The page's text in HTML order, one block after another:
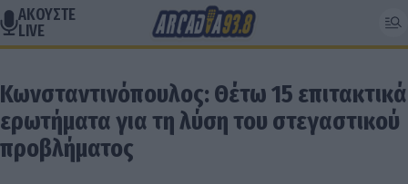
ΑΚΟΥΣΤΕ
LIVE
Κωνσταντινόπουλος: Θέτω 15 επιτακτικά
ερωτήματα για τη λύση του στεγαστικού
προβλήματος